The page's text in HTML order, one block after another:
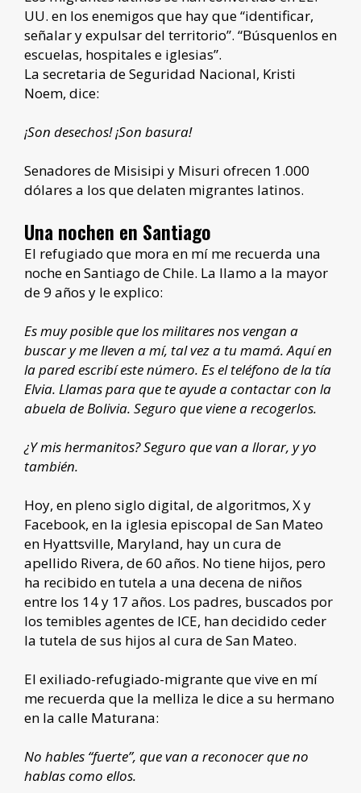
UU. en los enemigos que hay que “identificar,
señalar y expulsar del territorio”. “Búsquenlos en
escuelas, hospitales e iglesias”.
La secretaria de Seguridad Nacional, Kristi
Noem, dice:
¡Son desechos! ¡Son basura!
Senadores de Misisipi y Misuri ofrecen 1.000
dólares a los que delaten migrantes latinos.
Una nochen en Santiago
El refugiado que mora en mí me recuerda una
noche en Santiago de Chile. La llamo a la mayor
de 9 años y le explico:
Es muy posible que los militares nos vengan a
buscar y me lleven a mí, tal vez a tu mamá. Aquí en
la pared escribí este número. Es el teléfono de la tía
Elvia. Llamas para que te ayude a contactar con la
abuela de Bolivia. Seguro que viene a recogerlos.
¿Y mis hermanitos? Seguro que van a llorar, y yo
también.
Hoy, en pleno siglo digital, de algoritmos, X y
Facebook, en la iglesia episcopal de San Mateo
en Hyattsville, Maryland, hay un cura de
apellido Rivera, de 60 años. No tiene hijos, pero
ha recibido en tutela a una decena de niños
entre los 14 y 17 años. Los padres, buscados por
los temibles agentes de ICE, han decidido ceder
la tutela de sus hijos al cura de San Mateo.
El exiliado-refugiado-migrante que vive en mí
me recuerda que la melliza le dice a su hermano
en la calle Maturana:
No hables “fuerte”, que van a reconocer que no
hablas como ellos.